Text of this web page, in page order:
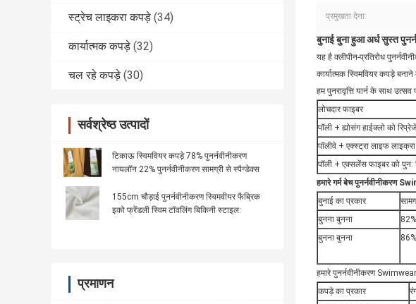
स्ट्रेच लाइकरा कपड़े (34)
कार्यात्मक कपड़े (32)
चल रहे कपड़े (30)
सर्वश्रेष्ठ उत्पादों
टिकाऊ स्विमवियर कपड़े 78% पुनर्नवीनीकरण
नायलॉन 22% पुनर्नवीनीकरण सामग्री से स्पैन्डेक्स
155cm चौड़ाई पुनर्नवीनीकरण स्विमवीयर फैब्रिक
इको फ्रेंडली स्विम टॉवलिंग बिकिनी स्टाइल:
प्रमाणन
प्रमुखता देना:
बुनाई बुना हुआ अर्ध सुस्त
यह है क्लीपीन-प्रतिरोध
कार्यात्मक स्विमवियर कपड़े
हम पुनरावृत्ति यार्न के साथ
लोचदार फाइबर
पॉली + ह्योसंग हाईक्लो को
पॉलीवे + एक्स्ट्रा लाइफ
पॉली + एक्सलेंस फाइबर को पुन:
हमारे गर्म बेच पुनर्नवीनीकरण
बुनाई का प्रकार
बुनना बुनना
बुनना बुनना
हमारे पुनर्नवीनीकरण
कपड़े का प्रकार